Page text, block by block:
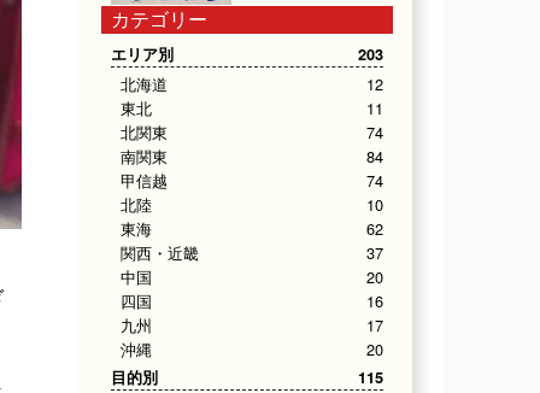
カテゴリー
エリア別 203
北海道
12
東北
11
北関東
74
南関東
84
甲信越
74
北陸
10
東海
62
関西・近畿
37
中国
20
四国
16
九州
17
沖縄
20
目的別 115